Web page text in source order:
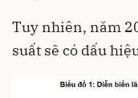
Tuy nhiên, năm
suất sẽ có dấu